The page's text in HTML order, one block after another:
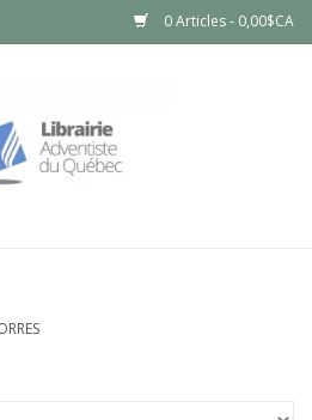
0 Articles - 0,00$CA